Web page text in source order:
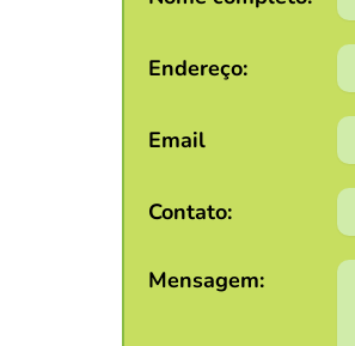
Endereço:
Email
Contato:
Mensagem: